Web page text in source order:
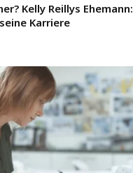
Kelly Reillys
Karriere